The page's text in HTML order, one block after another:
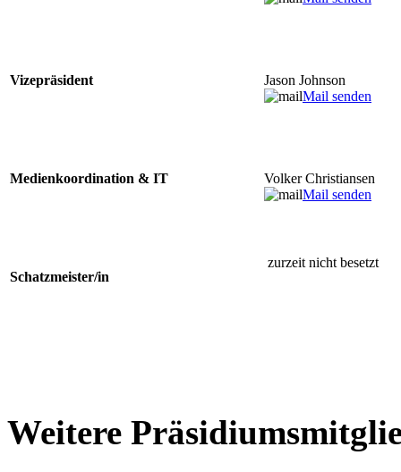
Vizepräsident
Jason Johnson
Mail senden
Medienkoordination & IT
Volker Christiansen
Mail senden
Schatzmeister/in
zurzeit nicht besetzt
Weitere